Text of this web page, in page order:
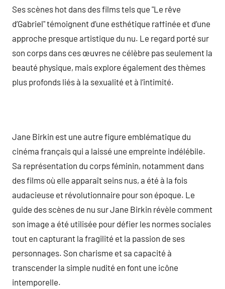
Ses scènes hot dans des films tels que "Le rêve
d’Gabriel" témoignent d’une esthétique raffinée et d’une
approche presque artistique du nu. Le regard porté sur
son corps dans ces œuvres ne célèbre pas seulement la
beauté physique, mais explore également des thèmes
plus profonds liés à la sexualité et à l’intimité.
Jane Birkin est une autre figure emblématique du
cinéma français qui a laissé une empreinte indélébile.
Sa représentation du corps féminin, notamment dans
des films où elle apparaît seins nus, a été à la fois
audacieuse et révolutionnaire pour son époque. Le
guide des scènes de nu sur Jane Birkin révèle comment
son image a été utilisée pour défier les normes sociales
tout en capturant la fragilité et la passion de ses
personnages. Son charisme et sa capacité à
transcender la simple nudité en font une icône
intemporelle.